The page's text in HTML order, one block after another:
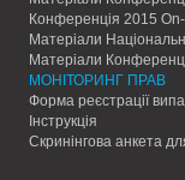
Конференція 2015
Матеріали
Матеріали
МОНІТОРИНГ ПРАВ
Форма реєстрації
Інструкція
Скринінгова анкета